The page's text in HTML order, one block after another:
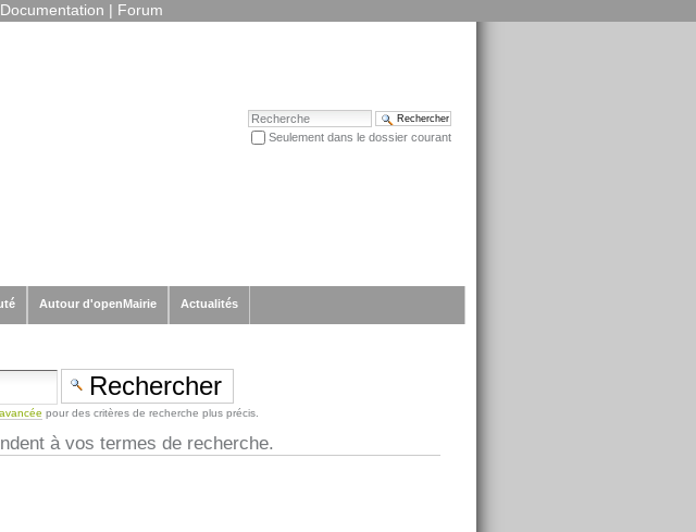
Documentation | Forum
Chercher par
Seulement dans le dossier courant
Autour d'openMairie Actualités
pour des critères de recherche plus précis.
à vos termes de recherche.